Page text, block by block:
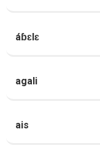
áɓɛlɛ
agali
ais